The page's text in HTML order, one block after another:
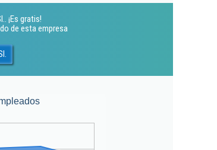
¡Es gratis!
de esta empresa